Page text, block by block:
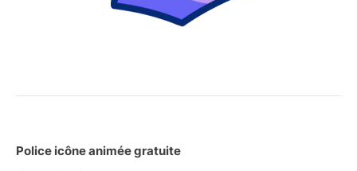
Police icône animée gratuite